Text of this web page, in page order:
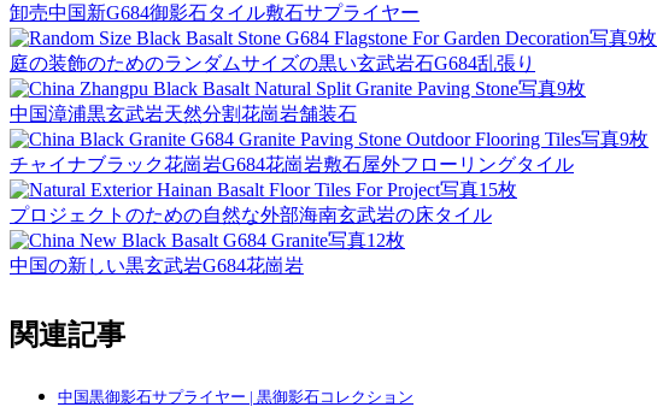
卸売中国新G684御影石タイル敷石サプライヤー
写真9枚
庭の装飾のためのランダムサイズの黒い玄武岩石G684乱張り
写真9枚
中国漳浦黒玄武岩天然分割花崗岩舗装石
写真9枚
チャイナブラック花崗岩G684花崗岩敷石屋外フローリングタイル
写真15枚
プロジェクトのための自然な外部海南玄武岩の床タイル
写真12枚
中国の新しい黒玄武岩G684花崗岩
関連記事
中国黒御影石サプライヤー | 黒御影石コレクション